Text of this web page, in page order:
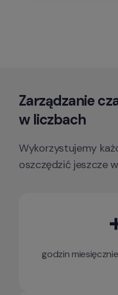
Zarządzanie
w liczbach
Wykorzystujemy
oszczędzić jeszcze
godzin